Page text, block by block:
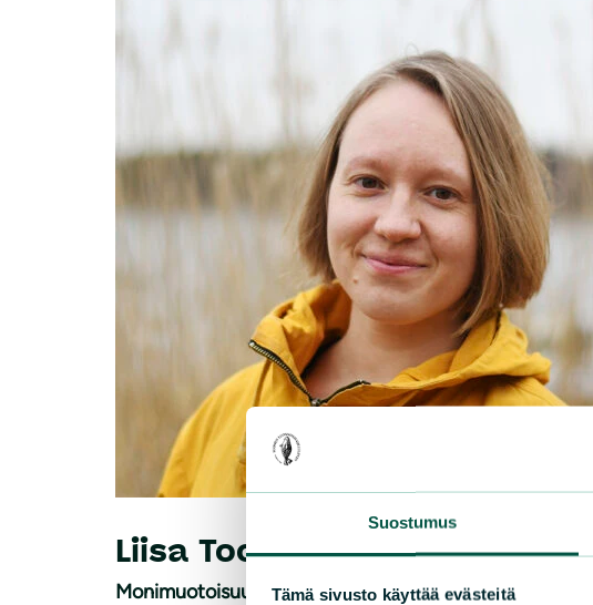
Suostumus
Tämä sivusto käyttää evästeitä
Monimuotoisuusasiantuntija
Liisa Toopakka